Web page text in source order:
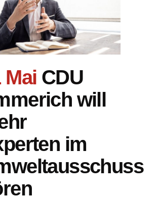
Mai CDU
will
im